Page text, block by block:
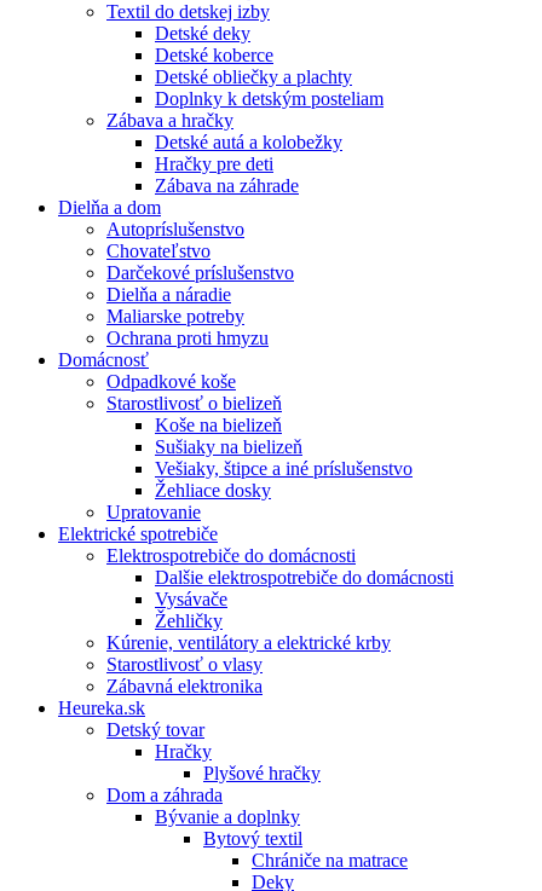
Textil do detskej izby
Detské deky
Detské koberce
Detské obliečky a plachty
Doplnky k detským posteliam
Zábava a hračky
Detské autá a kolobežky
Hračky pre deti
Zábava na záhrade
Dielňa a dom
Autopríslušenstvo
Chovateľstvo
Darčekové príslušenstvo
Dielňa a náradie
Maliarske potreby
Ochrana proti hmyzu
Domácnosť
Odpadkové koše
Starostlivosť o bielizeň
Koše na bielizeň
Sušiaky na bielizeň
Vešiaky, štipce a iné príslušenstvo
Žehliace dosky
Upratovanie
Elektrické spotrebiče
Elektrospotrebiče do domácnosti
Dalšie elektrospotrebiče do domácnosti
Vysávače
Žehličky
Kúrenie, ventilátory a elektrické krby
Starostlivosť o vlasy
Zábavná elektronika
Heureka.sk
Detský tovar
Hračky
Plyšové hračky
Dom a záhrada
Bývanie a doplnky
Bytový textil
Chrániče na matrace
Deky